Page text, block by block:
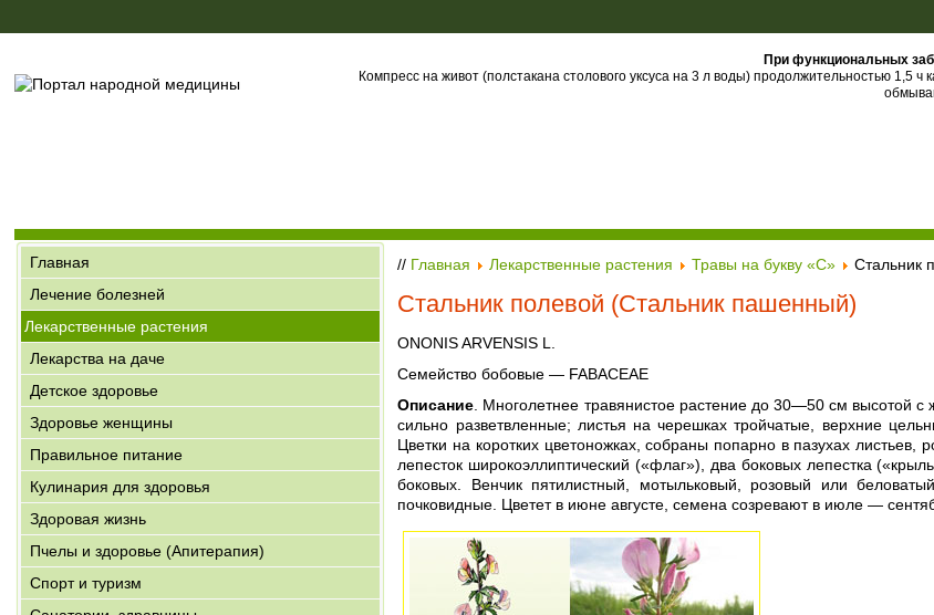
При функциональных
Компресс на живот (полстакана столового уксуса на 3 л воды) продолжительностью 1,5
Главная
Лечение болезней
Лекарственные растения
Лекарства на даче
Детское здоровье
Здоровье женщины
Правильное питание
Кулинария для здоровья
Здоровая жизнь
Пчелы и здоровье (Апитерапия)
Спорт и туризм
// Главная Лекарственные растения Травы на букву «С» Стальник
Стальник полевой (Стальник пашенный)
ONONIS ARVENSIS L.
Семейство бобовые — FABACEAE
Описание . Многолетнее травянистое растение до 30—50 см высотой
сильно разветвленные; листья на черешках тройчатые, верхние
Цветки на коротких цветоножках, собраны попарно в пазухах
лепесток широкоэллиптический («флаг»), два боковых лепестка
боковых. Венчик пятилистный, мотыльковый, розовый или
почковидные. Цветет в июне августе, семена созревают в июле —